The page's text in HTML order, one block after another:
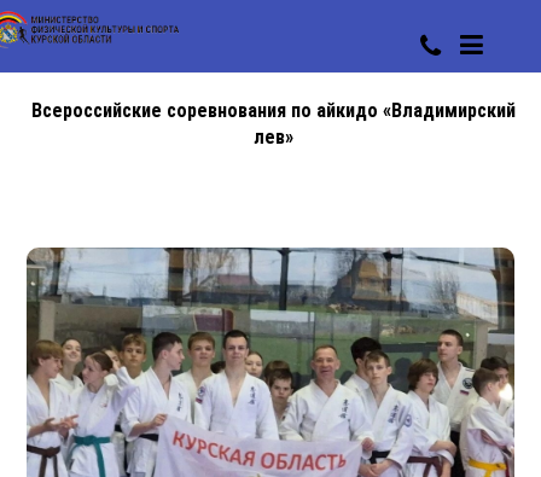
Всероссийские соревнования по айкидо «Владимирский
лев»